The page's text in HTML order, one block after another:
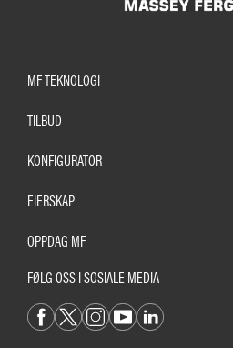
MF TEKNOLOGI
TILBUD
KONFIGURATOR
EIERSKAP
OPPDAG MF
FØLG OSS I SOSIALE MEDIA